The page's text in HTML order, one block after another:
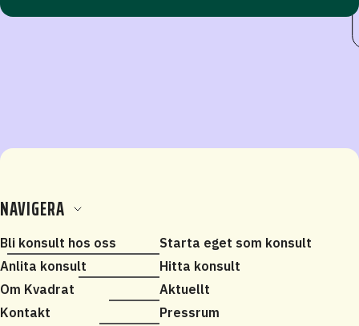
NAVIGERA
Bli konsult hos oss
Starta eget som konsult
Anlita konsult
Hitta konsult
Om Kvadrat
Aktuellt
Kontakt
Pressrum